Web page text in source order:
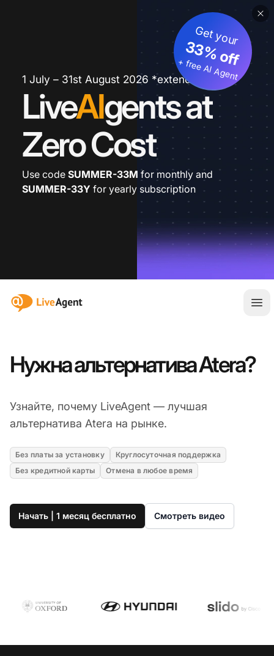
1 July – 31st August 2026 *extended
LiveAIgents at
Zero Cost
Get your
33% off
+ free AI Agent
Use code SUMMER-33M for monthly and
SUMMER-33Y for yearly subscription
:site.title
Нужна альтернатива Atera?
Узнайте, почему LiveAgent — лучшая
альтернатива Atera на рынке.
Без платы за установку
Круглосуточная поддержка
Без кредитной карты
Отмена в любое время
Начать | 1 месяц бесплатно Смотреть видео